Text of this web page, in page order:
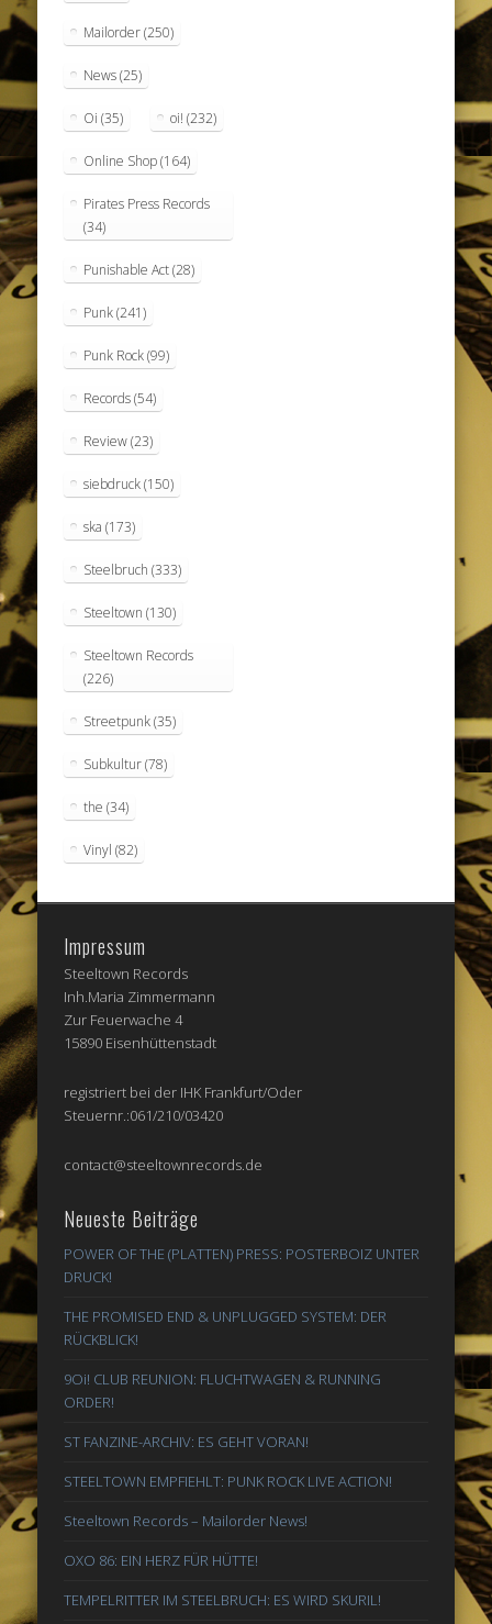
Mailorder(250)
News(25)
Oi (35) oi! (232)
Online Shop(164)
Pirates Press Records
(34)
Punishable Act(28)
Punk(241)
Punk Rock(99)
Records(54)
Review(23)
siebdruck(150)
ska (173)
Steelbruch (333)
Steeltown (130)
Steeltown Records
(226)
Streetpunk(35)
Subkultur(78)
the (34)
Vinyl (82)
Impressum
Steeltown Records
Inh.Maria Zimmermann
Zur Feuerwache 4
15890 Eisenhüttenstadt
registriert bei der IHK Frankfurt/Oder
Steuernr.:061/210/03420
contact@steeltownrecords.de
Neueste Beiträge
POWER OF THE (PLATTEN) PRESS: POSTERBOIZ UNTER
DRUCK!
THE PROMISED END & UNPLUGGED SYSTEM: DER
RÜCKBLICK!
9Oi! CLUB REUNION: FLUCHTWAGEN & RUNNING
ORDER!
ST FANZINE-ARCHIV: ES GEHT VORAN!
STEELTOWN EMPFIEHLT: PUNK ROCK LIVE ACTION!
Steeltown Records – Mailorder News!
OXO 86: EIN HERZ FÜR HÜTTE!
TEMPELRITTER IM STEELBRUCH: ES WIRD SKURIL!